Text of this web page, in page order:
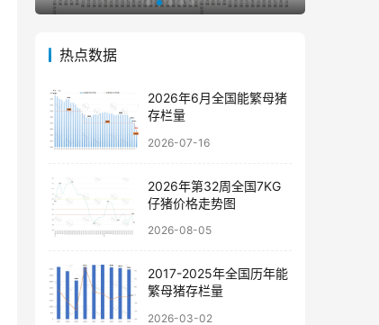
热点数据
2026年6月全国能繁母猪
存栏量
2026-07-16
2026年第32周全国7KG
仔猪价格走势图
2026-08-05
2017-2025年全国历年能
繁母猪存栏量
2026-03-02